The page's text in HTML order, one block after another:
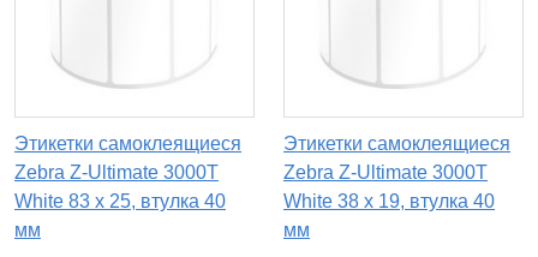
Этикетки самоклеящиеся
Zebra Z-Ultimate 3000T
White 83 x 25, втулка 40
мм
Этикетки самоклеящиеся
Zebra Z-Ultimate 3000T
White 38 x 19, втулка 40
мм